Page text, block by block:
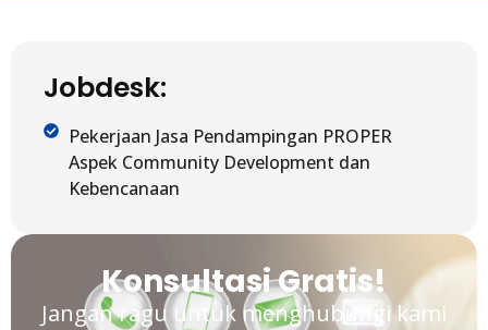
Jobdesk:
Pekerjaan Jasa Pendampingan PROPER
Aspek Community Development dan
Kebencanaan
Konsultasi Gratis!
Jangan ragu untuk menghubungi kami